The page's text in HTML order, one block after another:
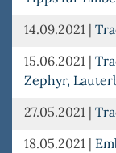
14.09.2021 |
15.06.2021 |
Zephyr,
27.05.2021 |
18.05.2021 |